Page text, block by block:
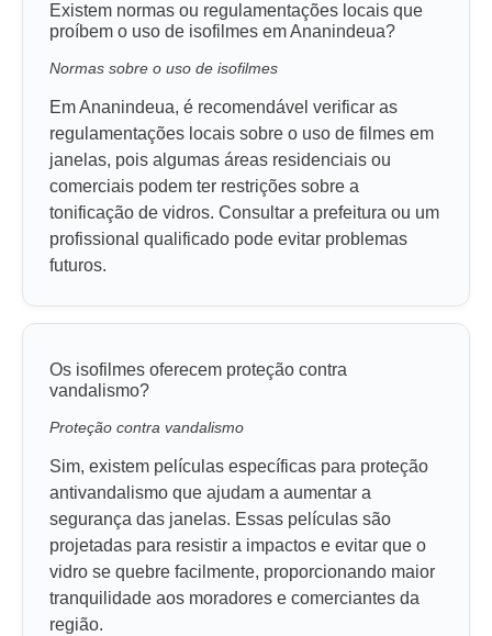
Existem normas ou regulamentações locais que
proíbem o uso de isofilmes em Ananindeua?
Normas sobre o uso de isofilmes
Em Ananindeua, é recomendável verificar as
regulamentações locais sobre o uso de filmes em
janelas, pois algumas áreas residenciais ou
comerciais podem ter restrições sobre a
tonificação de vidros. Consultar a prefeitura ou um
profissional qualificado pode evitar problemas
futuros.
Os isofilmes oferecem proteção contra
vandalismo?
Proteção contra vandalismo
Sim, existem películas específicas para proteção
antivandalismo que ajudam a aumentar a
segurança das janelas. Essas películas são
projetadas para resistir a impactos e evitar que o
vidro se quebre facilmente, proporcionando maior
tranquilidade aos moradores e comerciantes da
região.